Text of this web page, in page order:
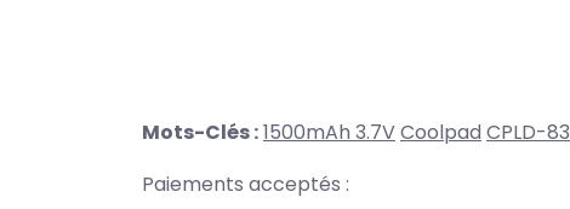
Mots-Clés :1500mAh 3.7VCoolpad CPLD-83
Paiements acceptés :